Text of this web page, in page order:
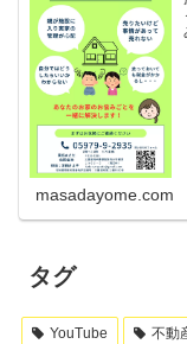
masadayome.com
タグ
YouTube 不動